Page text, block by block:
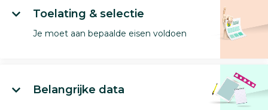
Toelating & selectie
Je moet aan bepaalde eisen voldoen
Belangrijke data